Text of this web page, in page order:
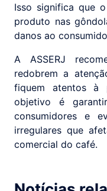
Isso significa que
produto nas
danos ao
A ASSERJ
redobrem a
fiquem atentos à
objetivo é
consumidores e
irregulares que
comercial do café.